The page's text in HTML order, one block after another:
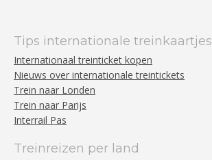
Tips internationale treinkaartjes
Internationaal treinticket kopen
Nieuws over internationale treintickets
Trein naar Londen
Trein naar Parijs
Interrail Pas
Treinreizen per land